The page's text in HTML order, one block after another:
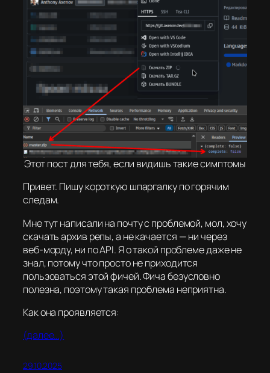
Этот пост для тебя, если видишь такие симптомы
Привет. Пишу короткую шпаргалку по горячим
следам.
Мне тут написали на почту с проблемой, мол, хочу
скачать архив репы, а не качается — ни через
веб-морду, ни по API. Я о такой проблеме даже не
знал, потому что просто не приходится
пользоваться этой фичей. Фича безусловно
полезна, поэтому такая проблема неприятна.
Как она проявляется:
(далее…)
29.10.2025